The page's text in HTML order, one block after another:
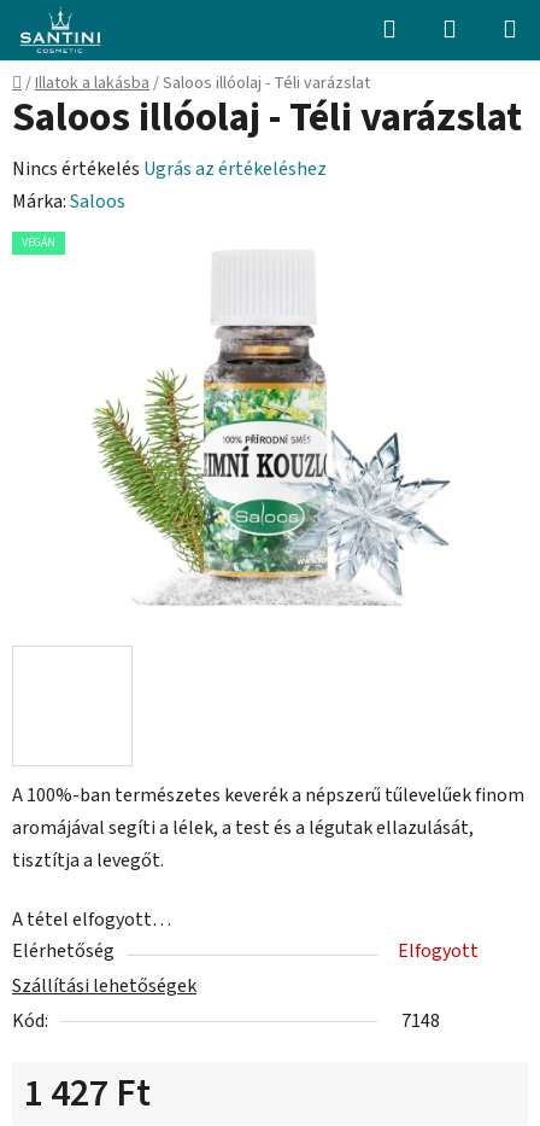
fő
tartalomhoz
Keresés KOSÁR
Kezdőlap
/Illatok a lakásba/Saloos illóolaj - Téli varázslat
A 100%-ban természetes keverék a népszerű tűlevelűek finom
aromájával segíti a lélek, a test és a légutak ellazulását,
tisztítja a levegőt.
A tétel elfogyott…
Elérhetőség
Elfogyott
Szállítási lehetőségek
Kód:
7148
1 427 Ft
Saloos illóolaj - Téli varázslat
A
termék
átlagos
Nincs értékelés Ugrás az értékeléshez
Márka:Saloos
VEGÁN